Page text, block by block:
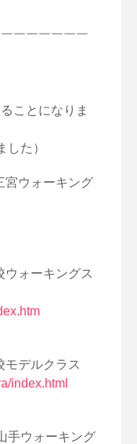
￣￣￣￣￣￣
ことになりま
した）
ウォーキング
ウォーキングス
モデルクラス
index.html
手ウォーキング